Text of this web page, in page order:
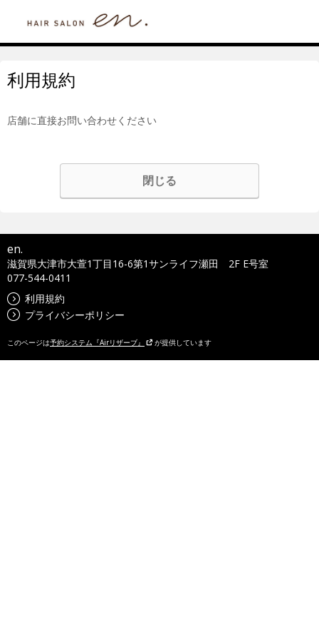
利用規約
店舗に直接お問い合わせください
閉じる
en.
滋賀県大津市大萱1丁目16-6第1サンライフ瀬田 2F E号室
077-544-0411
利用規約
プライバシーポリシー
このページは予約システム『Airリザーブ』 が提供しています